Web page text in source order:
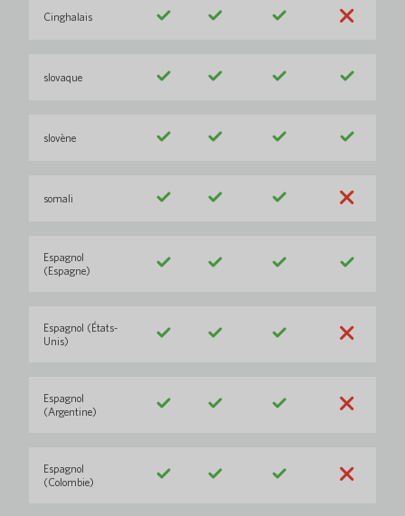
Cinghalais
slovaque
slovène
somali
Espagnol
(Espagne)
Espagnol (États-
Unis)
Espagnol
(Argentine)
Espagnol
(Colombie)